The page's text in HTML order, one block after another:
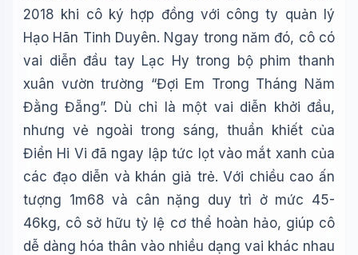
2018 khi cô ký hợp đồng với công ty quản lý
Hạo Hãn Tinh Duyên. Ngay trong năm đó, cô có
vai diễn đầu tay Lạc Hy trong bộ phim thanh
xuân vườn trường “Đợi Em Trong Tháng Năm
Đằng Đẵng”. Dù chỉ là một vai diễn khởi đầu,
nhưng vẻ ngoài trong sáng, thuần khiết của
Điền Hi Vi đã ngay lập tức lọt vào mắt xanh của
các đạo diễn và khán giả trẻ. Với chiều cao ấn
tượng 1m68 và cân nặng duy trì ở mức 45-
46kg, cô sở hữu tỷ lệ cơ thể hoàn hảo, giúp cô
dễ dàng hóa thân vào nhiều dạng vai khác nhau